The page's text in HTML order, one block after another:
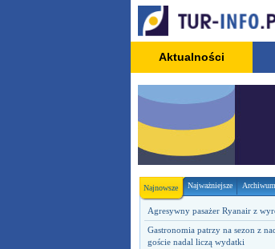
Aktualności
Najnowsze Najważniejsze Archiwum
Agresywny pasażer Ryanair z
Gastronomia patrzy na sezon z
goście nadal liczą wydatki